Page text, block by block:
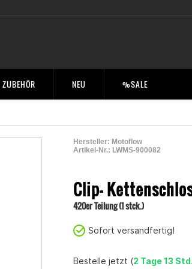
ZUBEHÖR NEU %SALE
Hersteller: Motoflow
Artikel-Nr.: LWMS-900082
Clip-
420er Teilung (1 stck.)
Sofort versandfertig!
Bestelle jetzt (2 Tage 13